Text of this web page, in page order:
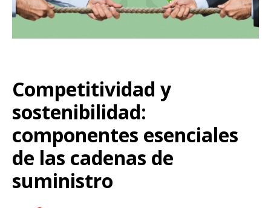
Competitividad y
sostenibilidad:
componentes esenciales
de las cadenas de
suministro